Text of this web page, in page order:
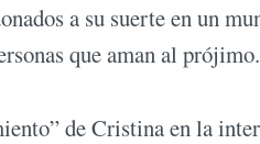
a su suerte en un
que aman al prójimo.
de Cristina en la